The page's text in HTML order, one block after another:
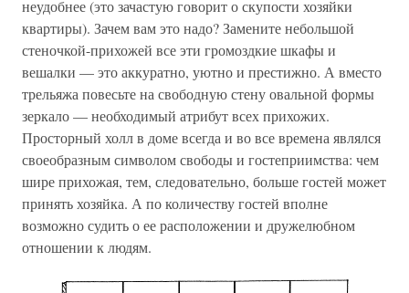
неудобнее (это зачастую говорит о скупости хозяйки
квартиры). Зачем вам это надо? Замените небольшой
стеночкой-прихожей все эти громоздкие шкафы и
вешалки — это аккуратно, уютно и престижно. А вместо
трельяжа повесьте на свободную стену овальной формы
зеркало — необходимый атрибут всех прихожих.
Просторный холл в доме всегда и во все времена являлся
своеобразным символом свободы и гостеприимства: чем
шире прихожая, тем, следовательно, больше гостей может
принять хозяйка. А по количеству гостей вполне
возможно судить о ее расположении и дружелюбном
отношении к людям.